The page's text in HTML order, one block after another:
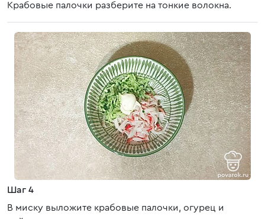
Крабовые палочки разберите на тонкие волокна.
Шаг 4
В миску выложите крабовые палочки, огурец и